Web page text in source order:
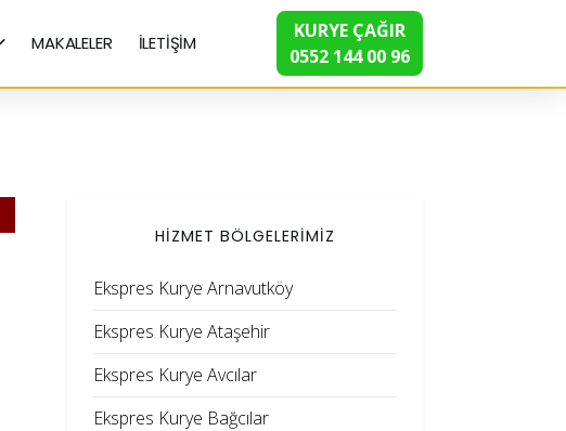
MAKALELER İLETİŞİM
KURYE ÇAĞIR
0552 144 00 96
HİZMET BÖLGELERİMİZ
Ekspres Kurye Arnavutköy
Ekspres Kurye Ataşehir
Ekspres Kurye Avcılar
Ekspres Kurye Bağcılar